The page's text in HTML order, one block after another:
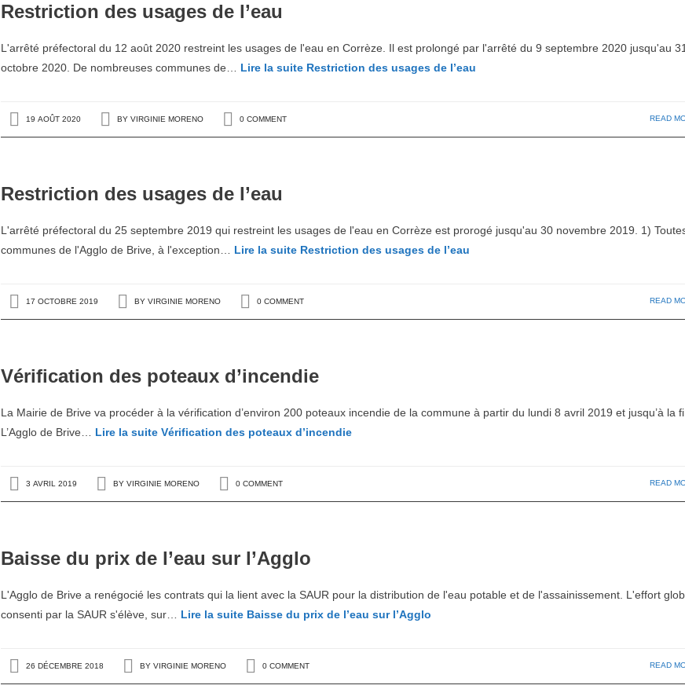
Restriction des usages de l’eau
L'arrêté préfectoral du 12 août 2020 restreint les usages de l'eau en Corrèze. Il est prolongé par l'arrêté du 9 septembre 2020 jusqu'au
octobre 2020. De nombreuses communes de… Lire la suiteRestriction des usages de l’eau
19 AOÛT 2020 BY VIRGINIE MORENO 0 COMMENT READ
Restriction des usages de l’eau
L'arrêté préfectoral du 25 septembre 2019 qui restreint les usages de l'eau en Corrèze est prorogé jusqu'au 30 novembre 2019. 1)
communes de l'Agglo de Brive, à l'exception… Lire la suiteRestriction des usages de l’eau
17 OCTOBRE 2019 BY VIRGINIE MORENO 0 COMMENT READ
Vérification des poteaux d’incendie
La Mairie de Brive va procéder à la vérification d’environ 200 poteaux incendie de la commune à partir du lundi 8 avril 2019 et jusqu’à la
L’Agglo de Brive… Lire la suiteVérification des poteaux d’incendie
3 AVRIL 2019 BY VIRGINIE MORENO 0 COMMENT READ
Baisse du prix de l’eau sur l’Agglo
L'Agglo de Brive a renégocié les contrats qui la lient avec la SAUR pour la distribution de l'eau potable et de l'assainissement. L'effort
consenti par la SAUR s'élève, sur… Lire la suiteBaisse du prix de l’eau sur l’Agglo
26 DÉCEMBRE 2018 BY VIRGINIE MORENO 0 COMMENT READ